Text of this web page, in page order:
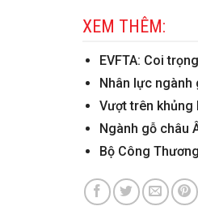
XEM THÊM:
EVFTA: Coi
Nhân lực ngành
Vượt trên khủng
Ngành gỗ châu
Bộ Công